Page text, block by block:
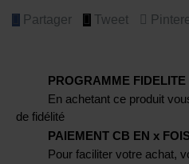
Partager Tweet
PROGRAMME FIDELITE
En achetant ce produit
de fidélité
PAIEMENT CB EN x
Pour faciliter votre achat,